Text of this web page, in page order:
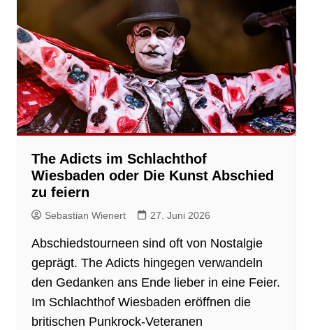
The Adicts im Schlachthof
Wiesbaden oder Die Kunst Abschied
zu feiern
Sebastian Wienert 27. Juni 2026
Abschiedstourneen sind oft von Nostalgie
geprägt. The Adicts hingegen verwandeln
den Gedanken ans Ende lieber in eine Feier.
Im Schlachthof Wiesbaden eröffnen die
britischen Punkrock-Veteranen